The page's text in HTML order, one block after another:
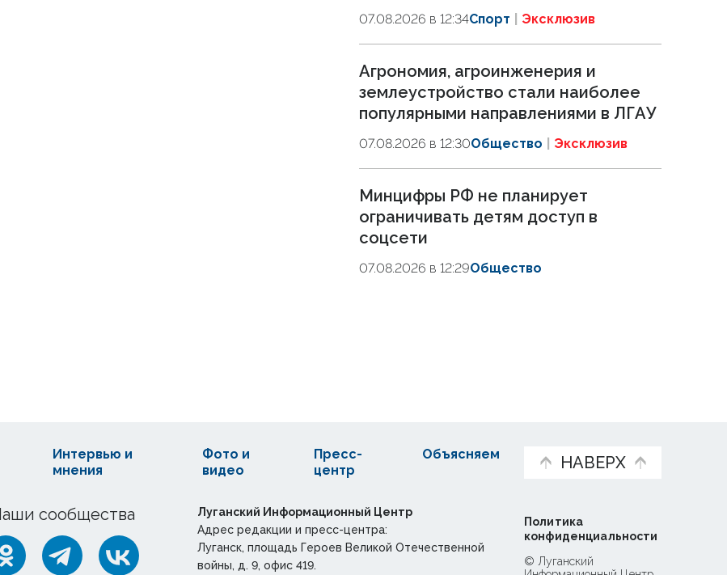
07.08.2026 в 12:34Спорт Эксклюзив
Агрономия, агроинженерия и
землеустройство стали наиболее
популярными направлениями в ЛГАУ
07.08.2026 в 12:30Общество Эксклюзив
Минцифры РФ не планирует
ограничивать детям доступ в
соцсети
07.08.2026 в 12:29Общество
НАВЕРХ
сообщества
Интервью и
мнения
Фото и
видео
Пресс-
центр
Объясняем
Политика
конфиденциальности
Луганский Информационный Центр
Адрес редакции и пресс-центра:
Луганск, площадь Героев Великой Отечественной
войны, д. 9, офис 419.
© Луганский